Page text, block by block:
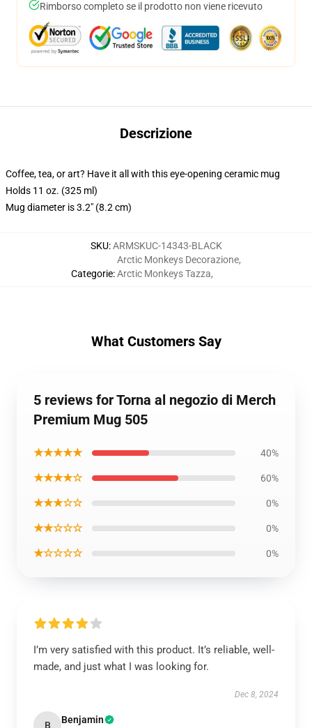
Rimborso completo se il prodotto non viene ricevuto
Descrizione
Coffee, tea, or art? Have it all with this eye-opening ceramic mug
Holds 11 oz. (325 ml)
Mug diameter is 3.2" (8.2 cm)
SKU:ARMSKUC-14343-BLACK
Categorie:
Arctic Monkeys Decorazione,
Arctic Monkeys Tazza,
What Customers Say
5 reviews for Torna al negozio di Merch
Premium Mug 505
★★★★★ 40%
★★★★☆ 60%
★★★☆☆ 0%
★★☆☆☆ 0%
★☆☆☆☆ 0%
I’m very satisfied with this product. It’s reliable, well-
made, and just what I was looking for.
Dec 8, 2024
B Benjamin